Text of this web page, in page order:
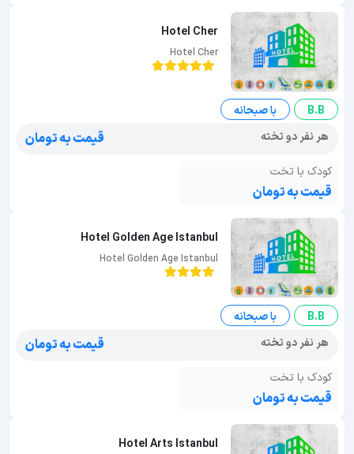
Hotel Cher
Hotel Cher
B.B
با صبحانه
هر نفر دو تخته
قیمت به تومان
کودک با تخت
قیمت به تومان
Hotel Golden Age Istanbul
Hotel Golden Age Istanbul
B.B
با صبحانه
هر نفر دو تخته
قیمت به تومان
کودک با تخت
قیمت به تومان
Hotel Arts Istanbul